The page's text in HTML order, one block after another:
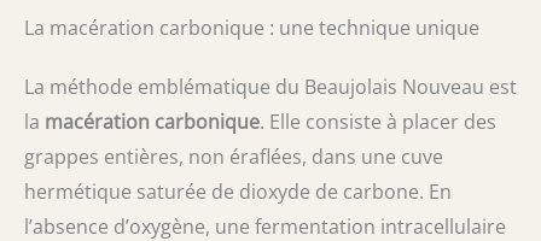
La macération carbonique : une technique unique
La méthode emblématique du Beaujolais Nouveau est
la macération carbonique. Elle consiste à placer des
grappes entières, non éraflées, dans une cuve
hermétique saturée de dioxyde de carbone. En
l’absence d’oxygène, une fermentation intracellulaire